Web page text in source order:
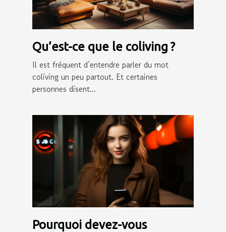
Qu’est-ce que le coliving ?
Il est fréquent d’entendre parler du mot
coliving un peu partout. Et certaines
personnes disent...
Pourquoi devez-vous